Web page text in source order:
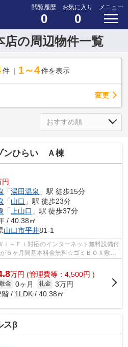
閲覧履歴
0
お気に入り
0
メニュー
の周辺物件一覧
件 1～4 件を表示
変更
ンひらい Ａ棟
円
「湯田温泉 」駅 徒歩15分
「山口 」駅 徒歩23分
「上山口 」駅 徒歩37分
/ 40.38㎡
山口市平井81-1
－Ｆｉ対応のインターネット無料設備付
６ヶ月間基本料金無料☆ゴミＢＯＸ敷地
化...
万円 (管理費等：4,500円 )
金 0ヶ月 礼金 3万円
階 / 1LDK / 40.38㎡
スβ